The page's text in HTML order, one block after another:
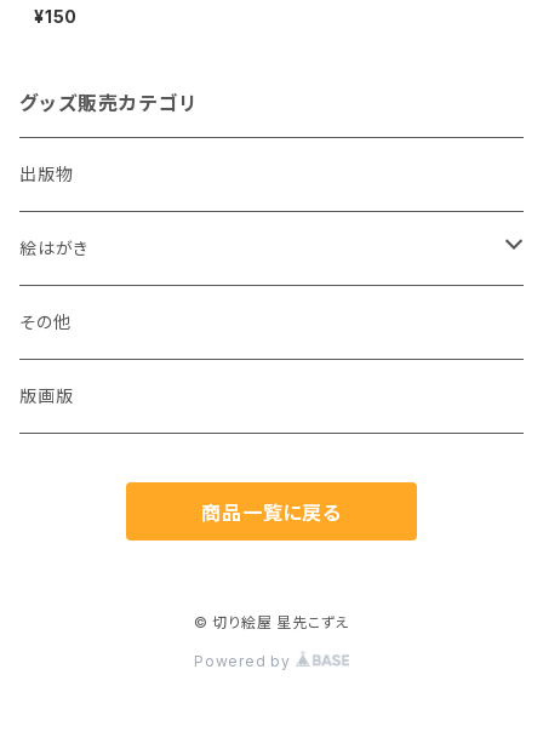
¥150
グッズ販売カテゴリ
出版物
絵はがき
犬
猫
その他
版画版
商品一覧に戻る
© 切り絵屋 星先こずえ
Powered by